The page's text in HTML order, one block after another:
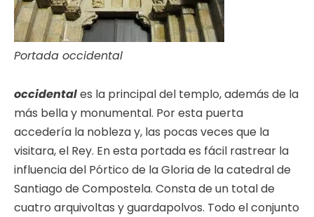
Portada occidental
occidentales la principal del templo, además de la
más bella y monumental. Por esta puerta
accedería la nobleza y, las pocas veces que la
visitara, el Rey. En esta portada es fácil rastrear la
influencia del Pórtico de la Gloria de la catedral de
Santiago de Compostela. Consta de un total de
cuatro arquivoltas y guardapolvos. Todo el conjunto